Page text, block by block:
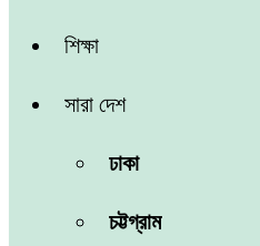
শিক্ষা
সারা দেশ
ঢাকা
চট্টগ্রাম